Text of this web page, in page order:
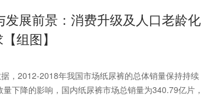
发展前景：消费升级及人口老龄化
组图】
，2012-2018年我国市场纸尿裤的总体销量保持持续
下降的影响，国内纸尿裤市场总销量为340.79亿片，